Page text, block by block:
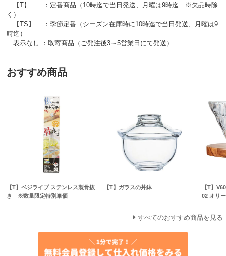
【T】 ：定番商品（10時迄で当日発送、月曜は9時迄 ※欠品時除
く）
【TS】 ：季節定番（シーズン在庫時に10時迄で当日発送、月曜は9
時迄）
表示なし ：取寄商品（ご発注後3～5営業日にて発送）
おすすめ商品
【T】ベジライブ ステンレス製骨抜
き ※数量限定特別単価
【T】ガラスの丼鉢
【T】
02 オリ
すべてのおすすめ商品を見る